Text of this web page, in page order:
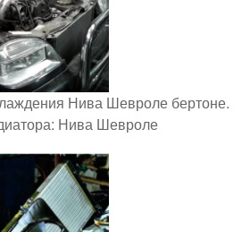
Нива Шевроле бертоне.
Нива Шевроле